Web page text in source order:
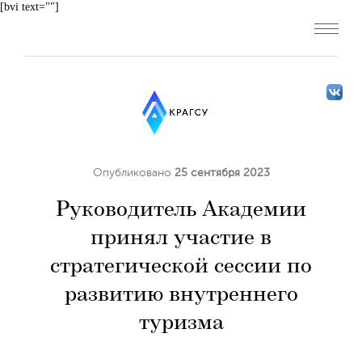
[bvi text=""]
Опубликовано 25 сентября 2023
Руководитель Академии
принял участие в
стратегической сессии по
развитию внутреннего
туризма